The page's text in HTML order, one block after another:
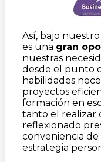
Así, bajo
es una gran
nuestras
desde el punto
habilidades
proyectos
formación en
tanto el realizar
reflexionado
conveniencia
estrategia